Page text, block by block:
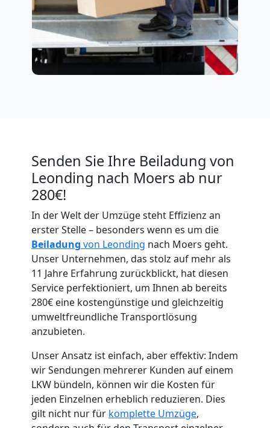
Senden Sie Ihre Beiladung von
Leonding nach Moers ab nur
280€!
In der Welt der Umzüge steht Effizienz an
erster Stelle – besonders wenn es um die
Beiladung von Leonding nach Moers geht.
Unser Unternehmen, das stolz auf mehr als
11 Jahre Erfahrung zurückblickt, hat diesen
Service perfektioniert, um Ihnen ab bereits
280€ eine kostengünstige und gleichzeitig
umweltfreundliche Transportlösung
anzubieten.
Unser Ansatz ist einfach, aber effektiv: Indem
wir Sendungen mehrerer Kunden auf einem
LKW bündeln, können wir die Kosten für
jeden Einzelnen erheblich reduzieren. Dies
gilt nicht nur für komplette Umzüge,
Umzugshelfer
Leonding
Möbeltaxi
Leonding
Kleintransport